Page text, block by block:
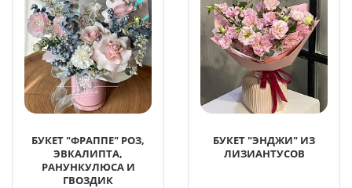
БУКЕТ "ФРАППЕ" РОЗ,
ЭВКАЛИПТА,
РАНУНКУЛЮСА И
ГВОЗДИК
БУКЕТ "ЭНДЖИ" ИЗ
ЛИЗИАНТУСОВ